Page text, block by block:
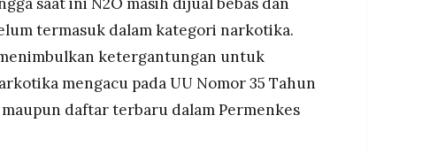
termasuk dalam kategori narkotika.
ketergantungan untuk
mengacu pada UU Nomor 35 Tahun
daftar terbaru dalam Permenkes